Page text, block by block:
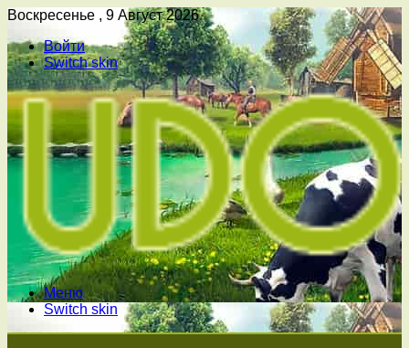
Воскресенье , 9 Август 2026
Войти
Switch skin
Меню
Switch skin